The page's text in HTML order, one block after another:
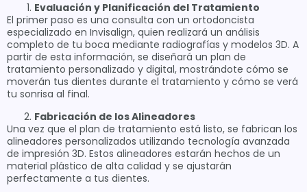
Evaluación y Planificación del Tratamiento
El primer paso es una consulta con un ortodoncista
especializado en Invisalign, quien realizará un análisis
completo de tu boca mediante radiografías y modelos 3D. A
partir de esta información, se diseñará un plan de
tratamiento personalizado y digital, mostrándote cómo se
moverán tus dientes durante el tratamiento y cómo se verá
tu sonrisa al final.
Fabricación de los Alineadores
Una vez que el plan de tratamiento está listo, se fabrican los
alineadores personalizados utilizando tecnología avanzada
de impresión 3D. Estos alineadores estarán hechos de un
material plástico de alta calidad y se ajustarán
perfectamente a tus dientes.